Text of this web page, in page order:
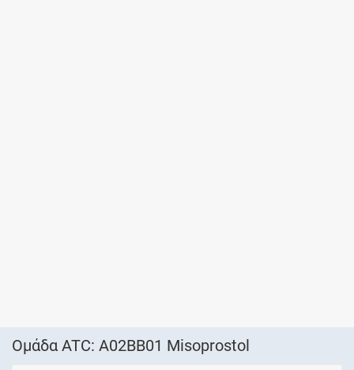
Ομάδα ATC: A02BB01 Misoprostol